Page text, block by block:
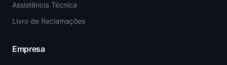
Assistência Técnica
Livro de Reclamações
Empresa